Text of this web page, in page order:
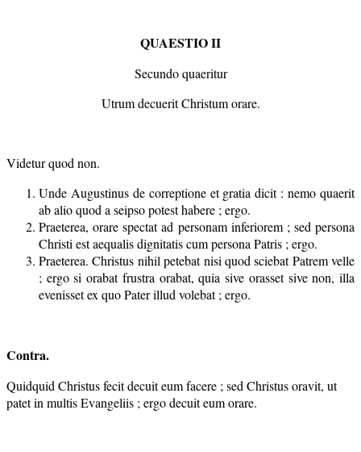
QUAESTIO II
Secundo quaeritur
Utrum decuerit Christum orare.
Videtur quod non.
Unde Augustinus de correptione et gratia dicit : nemo quaerit
ab alio quod a seipso potest habere ; ergo.
Praeterea, orare spectat ad personam inferiorem ; sed persona
Christi est aequalis dignitatis cum persona Patris ; ergo.
Praeterea. Christus nihil petebat nisi quod sciebat Patrem velle
; ergo si orabat frustra orabat, quia sive orasset sive non, illa
evenisset ex quo Pater illud volebat ; ergo.
Contra.
Quidquid Christus fecit decuit eum facere ; sed Christus oravit, ut
patet in multis Evangeliis ; ergo decuit eum orare.